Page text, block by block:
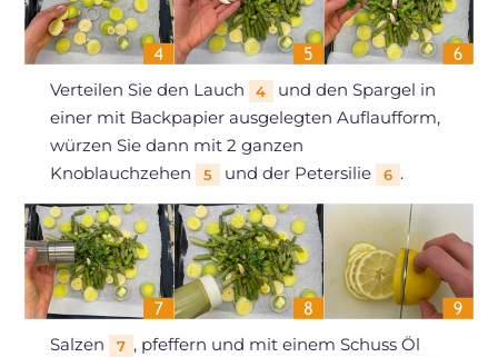
Verteilen Sie den Lauch 4
und den Spargel in
einer mit Backpapier ausgelegten Auflaufform,
würzen Sie dann mit 2 ganzen
Knoblauchzehen
5 und der Petersilie 6 .
Salzen 7 , pfeffern und mit einem Schuss Öl